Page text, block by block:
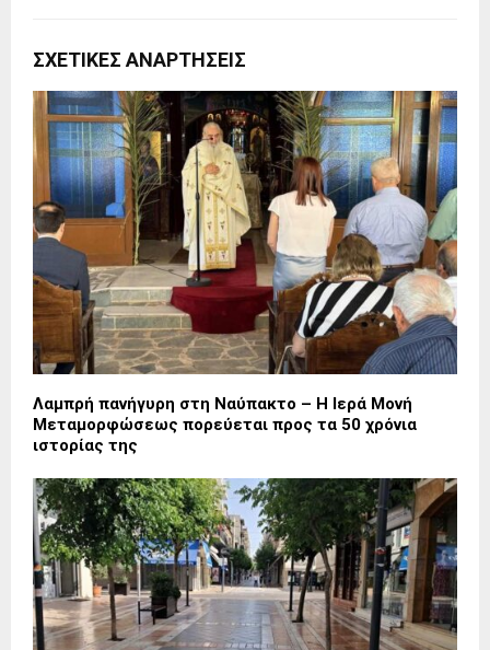
ΣΧΕΤΙΚΈΣ ΑΝΑΡΤΉΣΕΙΣ
Λαμπρή πανήγυρη στη Ναύπακτο – Η Ιερά Μονή
Μεταμορφώσεως πορεύεται προς τα 50 χρόνια
ιστορίας της